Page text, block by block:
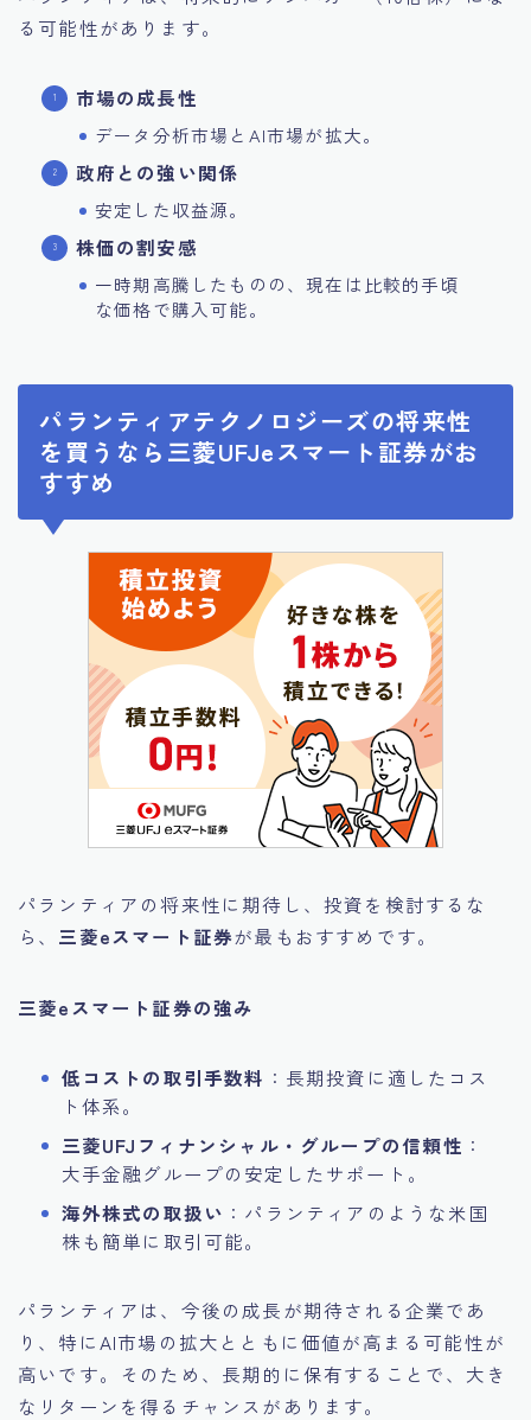
る可能性があります。
市場の成長性
データ分析市場とAI市場が拡大。
政府との強い関係
安定した収益源。
株価の割安感
一時期高騰したものの、現在は比較的手頃
な価格で購入可能。
パランティアテクノロジーズの将来性
を買うなら三菱UFJeスマート証券がお
すすめ
パランティアの将来性に期待し、投資を検討するな
ら、 三菱eスマート証券が最もおすすめです。
三菱eスマート証券の強み
低コストの取引手数料 ：長期投資に適したコス
ト体系。
三菱UFJフィナンシャル・グループの信頼性 ：
大手金融グループの安定したサポート。
海外株式の取扱い ：パランティアのような米国
株も簡単に取引可能。
パランティアは、今後の成長が期待される企業であ
り、特にAI市場の拡大とともに価値が高まる可能性が
高いです。そのため、長期的に保有することで、大き
なリターンを得るチャンスがあります。